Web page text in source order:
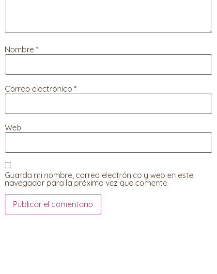
Nombre *
Correo electrónico *
Web
Guarda mi nombre, correo electrónico y web en este
navegador para la próxima vez que comente.